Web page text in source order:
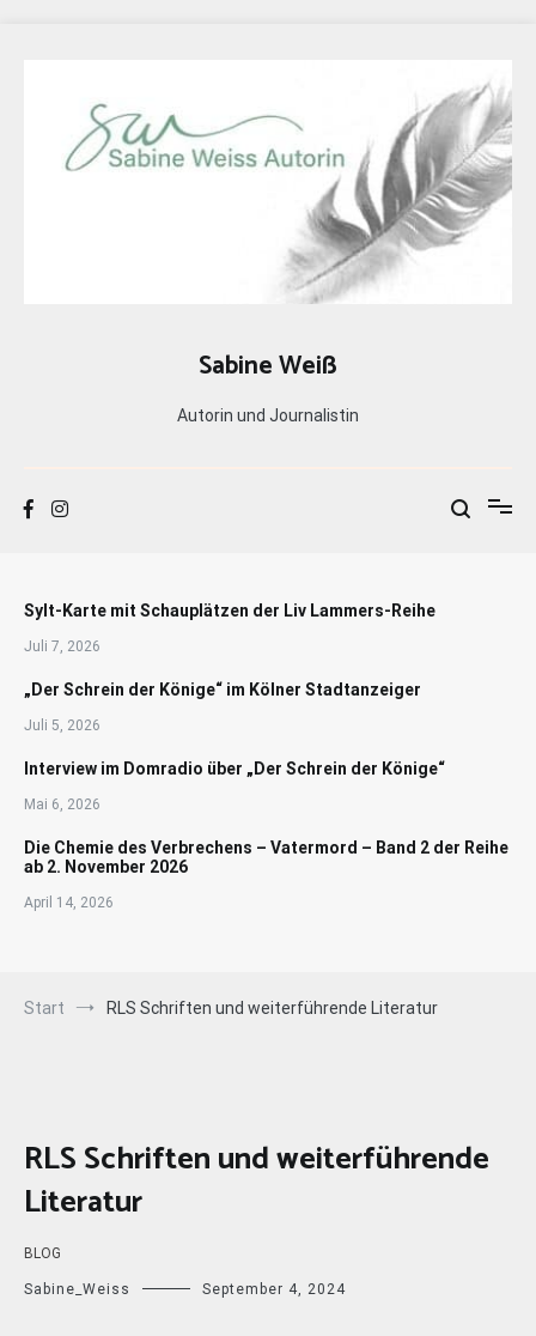
Sabine Weiß
Autorin und Journalistin
Sylt-Karte mit Schauplätzen der Liv Lammers-Reihe
Juli 7, 2026
„Der Schrein der Könige“ im Kölner Stadtanzeiger
Juli 5, 2026
Interview im Domradio über „Der Schrein der Könige“
Mai 6, 2026
Die Chemie des Verbrechens – Vatermord – Band 2 der Reihe
ab 2. November 2026
April 14, 2026
Start RLS Schriften und weiterführende Literatur
RLS Schriften und weiterführende
Literatur
BLOG
Sabine_Weiss September 4, 2024